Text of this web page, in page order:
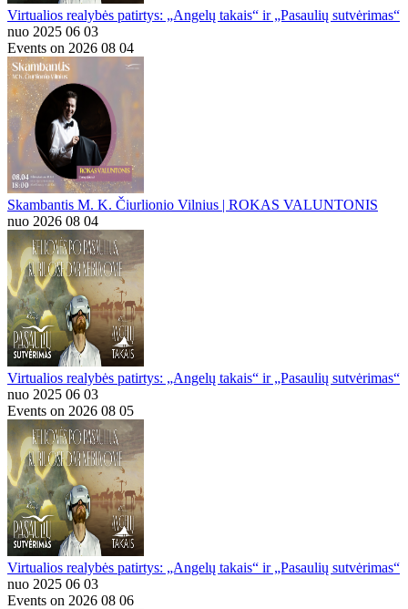
Virtualios realybės patirtys: „Angelų takais“ ir „Pasaulių sutvėrimas“
nuo 2025 06 03
Events on 2026 08 04
Skambantis M. K. Čiurlionio Vilnius | ROKAS VALUNTONIS
nuo 2026 08 04
Virtualios realybės patirtys: „Angelų takais“ ir „Pasaulių sutvėrimas“
nuo 2025 06 03
Events on 2026 08 05
Virtualios realybės patirtys: „Angelų takais“ ir „Pasaulių sutvėrimas“
nuo 2025 06 03
Events on 2026 08 06